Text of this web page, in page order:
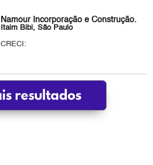
Namour Incorporação e Construção.
Itaim Bibi, São Paulo
CRECI: